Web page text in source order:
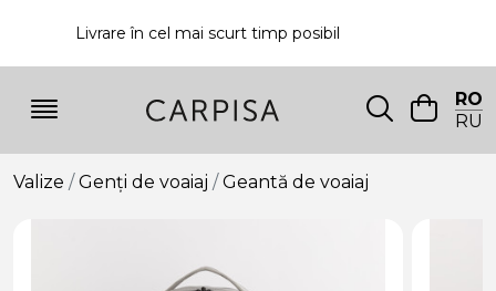
Livrare în cel mai scurt timp posibil
RO
RU
Valize Genți de voaiaj Geantă de voaiaj